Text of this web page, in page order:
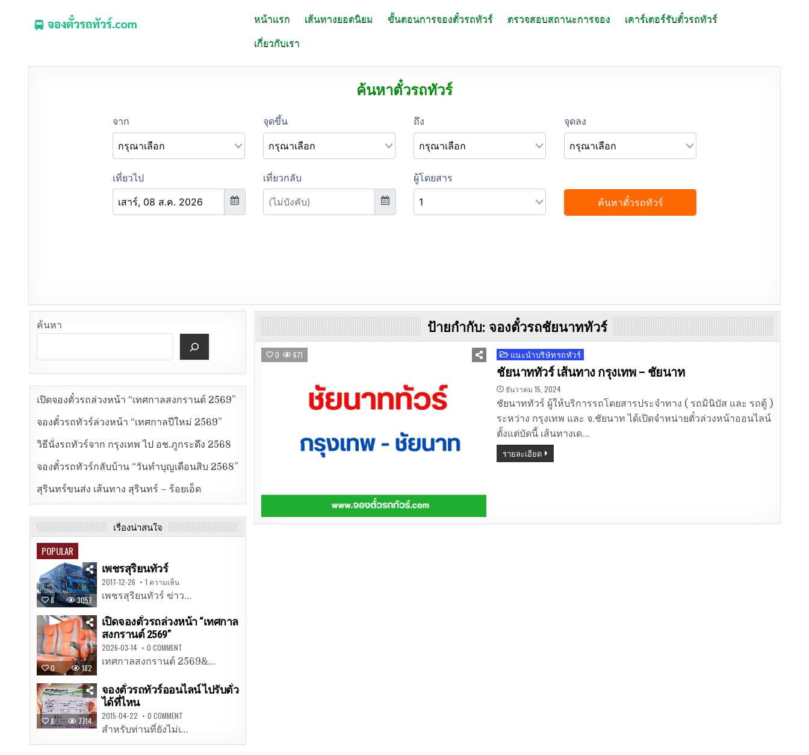
หน้าแรก เส้นทางยอดนิยม ขั้นตอนการจองตั๋วรถทัวร์ ตรวจสอบสถานะการจอง
เคาร์เตอร์รับตั๋วรถทัวร์
เกี่ยวกับเรา
ค้นหาตั๋วรถทัวร์
ป้ายกำกับ: จองตั๋วรถชัยนาททัวร์
0 671
Posted
in
แนะนำบริษัทรถทัวร์
ชัยนาททัวร์ เส้นทาง กรุงเทพ – ชัยนาท
ธันวาคม 15, 2024
ชัยนาททัวร์ ผู้ให้บริการรถโดยสารประจำทาง ( รถมินิบัส และ รถตู้ )
ระหว่าง กรุงเทพ และ จ.ชัยนาท ได้เปิดจำหน่ายตั๋วล่วงหน้าออนไลน์
ตั้งแต่บัดนี้ เส้นทางเด…
รายละเอียด
ค้นหา
เปิดจองตั๋วรถล่วงหน้า “เทศกาลสงกรานต์ 2569”
จองตั๋วรถทัวร์ล่วงหน้า “เทศกาลปีใหม่ 2569”
วิธีนั่งรถทัวร์จาก กรุงเทพ ไป อช.ภูกระดึง 2568
จองตั๋วรถทัวร์กลับบ้าน “วันทำบุญเดือนสิบ 2568”
สุรินทร์ขนส่ง เส้นทาง สุรินทร์ – ร้อยเอ็ด
เรื่องน่าสนใจ
POPULAR
8 3057
เพชรสุริยนทัวร์
2017-12-26 1 ความเห็น
เพชรสุริยนทัวร์ ข่าว...
0 182
เปิดจองตั๋วรถล่วงหน้า “เทศกาล
สงกรานต์ 2569”
2026-03-14 0 COMMENT
เทศกาลสงกรานต์ 2569&...
8 7714
จองตั๋วรถทัวร์ออนไลน์ ไปรับตั๋ว
ได้ที่ไหน
2015-04-22 0 COMMENT
สำหรับท่านที่ยังไม่เ...